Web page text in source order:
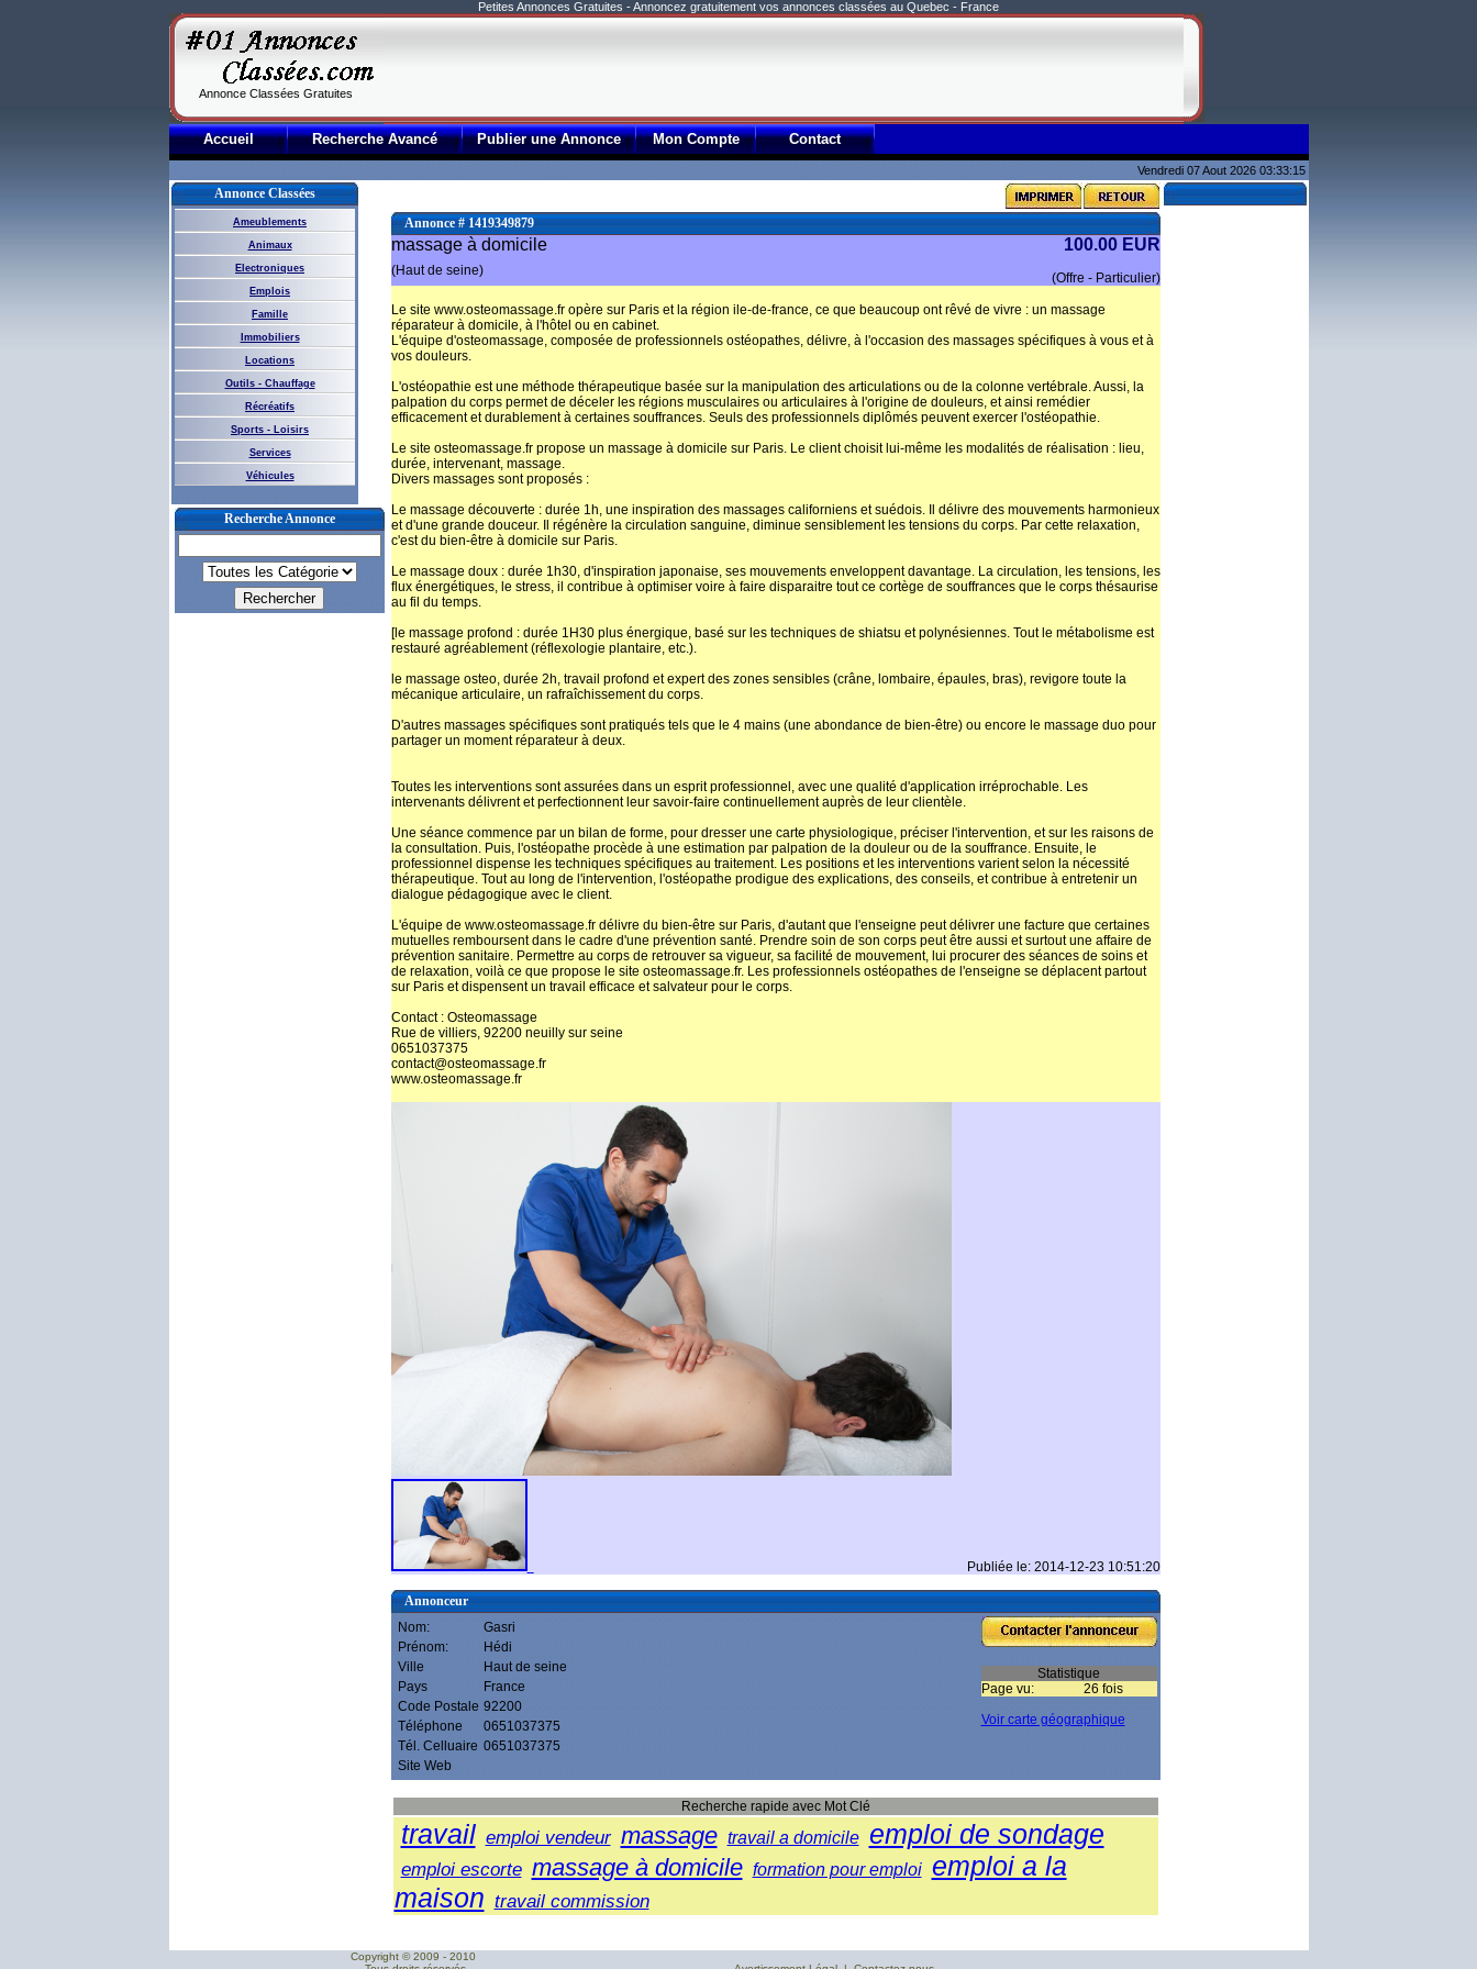
Petites Annonces Gratuites - Annoncez gratuitement vos annonces classées au Quebec - France
Annonce Classées Gratuites
Accueil Recherche Avancé Publier une Annonce Mon Compte Contact
Vendredi 07 Aout 2026 03:33:15
Annonce Classées
Ameublements
Animaux
Electroniques
Emplois
Famille
Immobiliers
Locations
Outils - Chauffage
Récréatifs
Sports - Loisirs
Services
Véhicules
Recherche Annonce
Annonce # 1419349879
massage à domicile 100.00 EUR
(Haut de seine) (Offre - Particulier)
Le site www.osteomassage.fr opère sur Paris et la région ile-de-france, ce que beaucoup ont rêvé de vivre : un massage
réparateur à domicile, à l'hôtel ou en cabinet.
L'équipe d'osteomassage, composée de professionnels ostéopathes, délivre, à l'occasion des massages spécifiques à vous et à
vos douleurs.
L'ostéopathie est une méthode thérapeutique basée sur la manipulation des articulations ou de la colonne vertébrale. Aussi, la
palpation du corps permet de déceler les régions musculaires ou articulaires à l'origine de douleurs, et ainsi remédier
efficacement et durablement à certaines souffrances. Seuls des professionnels diplômés peuvent exercer l'ostéopathie.
Le site osteomassage.fr propose un massage à domicile sur Paris. Le client choisit lui-même les modalités de réalisation : lieu,
durée, intervenant, massage.
Divers massages sont proposés :
Le massage découverte : durée 1h, une inspiration des massages californiens et suédois. Il délivre des mouvements harmonieux
et d'une grande douceur. Il régénère la circulation sanguine, diminue sensiblement les tensions du corps. Par cette relaxation,
c'est du bien-être à domicile sur Paris.
Le massage doux : durée 1h30, d'inspiration japonaise, ses mouvements enveloppent davantage. La circulation, les tensions, les
flux énergétiques, le stress, il contribue à optimiser voire à faire disparaitre tout ce cortège de souffrances que le corps thésaurise
au fil du temps.
[le massage profond : durée 1H30 plus énergique, basé sur les techniques de shiatsu et polynésiennes. Tout le métabolisme est
restauré agréablement (réflexologie plantaire, etc.).
le massage osteo, durée 2h, travail profond et expert des zones sensibles (crâne, lombaire, épaules, bras), revigore toute la
mécanique articulaire, un rafraîchissement du corps.
D'autres massages spécifiques sont pratiqués tels que le 4 mains (une abondance de bien-être) ou encore le massage duo pour
partager un moment réparateur à deux.
Toutes les interventions sont assurées dans un esprit professionnel, avec une qualité d'application irréprochable. Les
intervenants délivrent et perfectionnent leur savoir-faire continuellement auprès de leur clientèle.
Une séance commence par un bilan de forme, pour dresser une carte physiologique, préciser l'intervention, et sur les raisons de
la consultation. Puis, l'ostéopathe procède à une estimation par palpation de la douleur ou de la souffrance. Ensuite, le
professionnel dispense les techniques spécifiques au traitement. Les positions et les interventions varient selon la nécessité
thérapeutique. Tout au long de l'intervention, l'ostéopathe prodigue des explications, des conseils, et contribue à entretenir un
dialogue pédagogique avec le client.
L'équipe de www.osteomassage.fr délivre du bien-être sur Paris, d'autant que l'enseigne peut délivrer une facture que certaines
mutuelles remboursent dans le cadre d'une prévention santé. Prendre soin de son corps peut être aussi et surtout une affaire de
prévention sanitaire. Permettre au corps de retrouver sa vigueur, sa facilité de mouvement, lui procurer des séances de soins et
de relaxation, voilà ce que propose le site osteomassage.fr. Les professionnels ostéopathes de l'enseigne se déplacent partout
sur Paris et dispensent un travail efficace et salvateur pour le corps.
Contact : Osteomassage
Rue de villiers, 92200 neuilly sur seine
0651037375
contact@osteomassage.fr
www.osteomassage.fr
Publiée le: 2014-12-23 10:51:20
Annonceur
Nom:
Gasri
Prénom:
Hédi
Ville
Haut de seine
Pays
France
Code Postale 92200
Téléphone
0651037375
Tél. Celluaire 0651037375
Site Web
Statistique
Page vu:
26 fois
Voir carte géographique
Recherche rapide avec Mot Clé
travail emploi vendeur massage travail a domicile emploi de sondage
emploi escorte massage à domicile formation pour emploi emploi a la
maison travail commission
Copyright © 2009 - 2010